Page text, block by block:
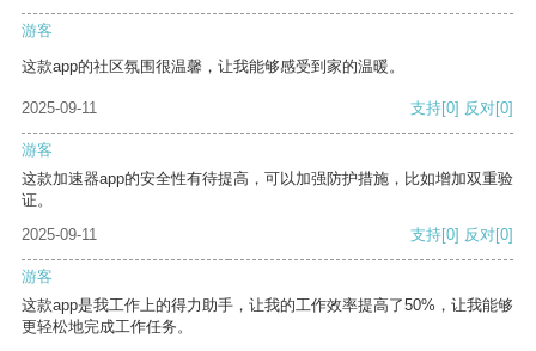
游客
这款app的社区氛围很温馨，让我能够感受到家的温暖。
2025-09-11 支持[0] 反对[0]
游客
这款加速器app的安全性有待提高，可以加强防护措施，比如增加双重验
证。
2025-09-11
支持[0] 反对[0]
游客
这款app是我工作上的得力助手，让我的工作效率提高了50%，让我能够
更轻松地完成工作任务。